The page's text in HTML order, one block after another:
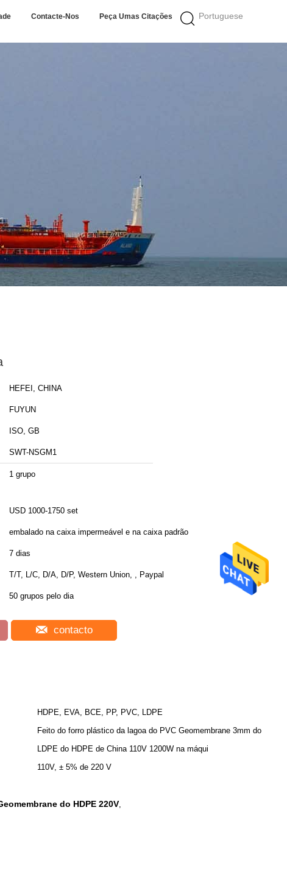
Portuguese
Contacte-Nos Peça Umas Citações
HEFEI, CHINA
FUYUN
ISO, GB
SWT-NSGM1
1 grupo
USD 1000-1750 set
embalado na caixa impermeável e na caixa padrão
7 dias
T/T, L/C, D/A, D/P, Western Union, , Paypal
50 grupos pelo dia
contacto
HDPE, EVA, BCE, PP, PVC, LDPE
Feito do forro plástico da lagoa do PVC Geomembrane 3mm do
LDPE do HDPE de China 110V 1200W na máqui
110V, ± 5% de 220 V
do HDPE 220V,